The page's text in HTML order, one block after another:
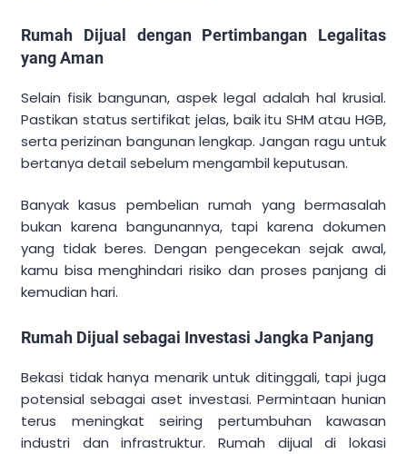
Rumah Dijual dengan Pertimbangan Legalitas
yang Aman
Selain fisik bangunan, aspek legal adalah hal krusial.
Pastikan status sertifikat jelas, baik itu SHM atau HGB,
serta perizinan bangunan lengkap. Jangan ragu untuk
bertanya detail sebelum mengambil keputusan.
Banyak kasus pembelian rumah yang bermasalah
bukan karena bangunannya, tapi karena dokumen
yang tidak beres. Dengan pengecekan sejak awal,
kamu bisa menghindari risiko dan proses panjang di
kemudian hari.
Rumah Dijual sebagai Investasi Jangka Panjang
Bekasi tidak hanya menarik untuk ditinggali, tapi juga
potensial sebagai aset investasi. Permintaan hunian
terus meningkat seiring pertumbuhan kawasan
industri dan infrastruktur. Rumah dijual di lokasi